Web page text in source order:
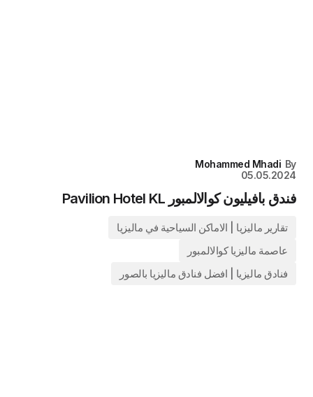
By
Mohammed Mhadi
05.05.2024
فندق بافيليون كوالالمبور Pavilion Hotel KL
تقارير ماليزيا | الاماكن السياحية في ماليزيا
عاصمة ماليزيا كوالالمبور
فنادق ماليزيا | افضل فنادق ماليزيا بالصور